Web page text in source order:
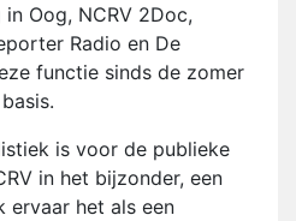
Oog, NCRV 2Doc,
Radio en De
functie sinds de zomer
is voor de publieke
in het bijzonder, een
ervaar het als een